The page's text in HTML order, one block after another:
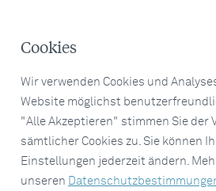
Cookies
Wir verwenden Cookies und
Website möglichst
"Alle Akzeptieren" stimmen Sie der
sämtlicher Cookies zu. Sie können
Einstellungen jederzeit ändern.
unseren